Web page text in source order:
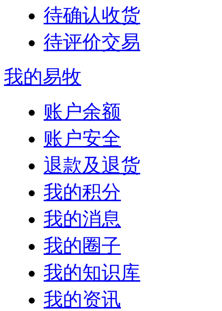
待确认收货
待评价交易
我的易牧
账户余额
账户安全
退款及退货
我的积分
我的消息
我的圈子
我的知识库
我的资讯